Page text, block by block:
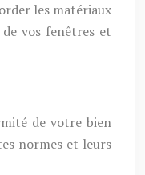
les matériaux
vos fenêtres et
de votre bien
normes et leurs